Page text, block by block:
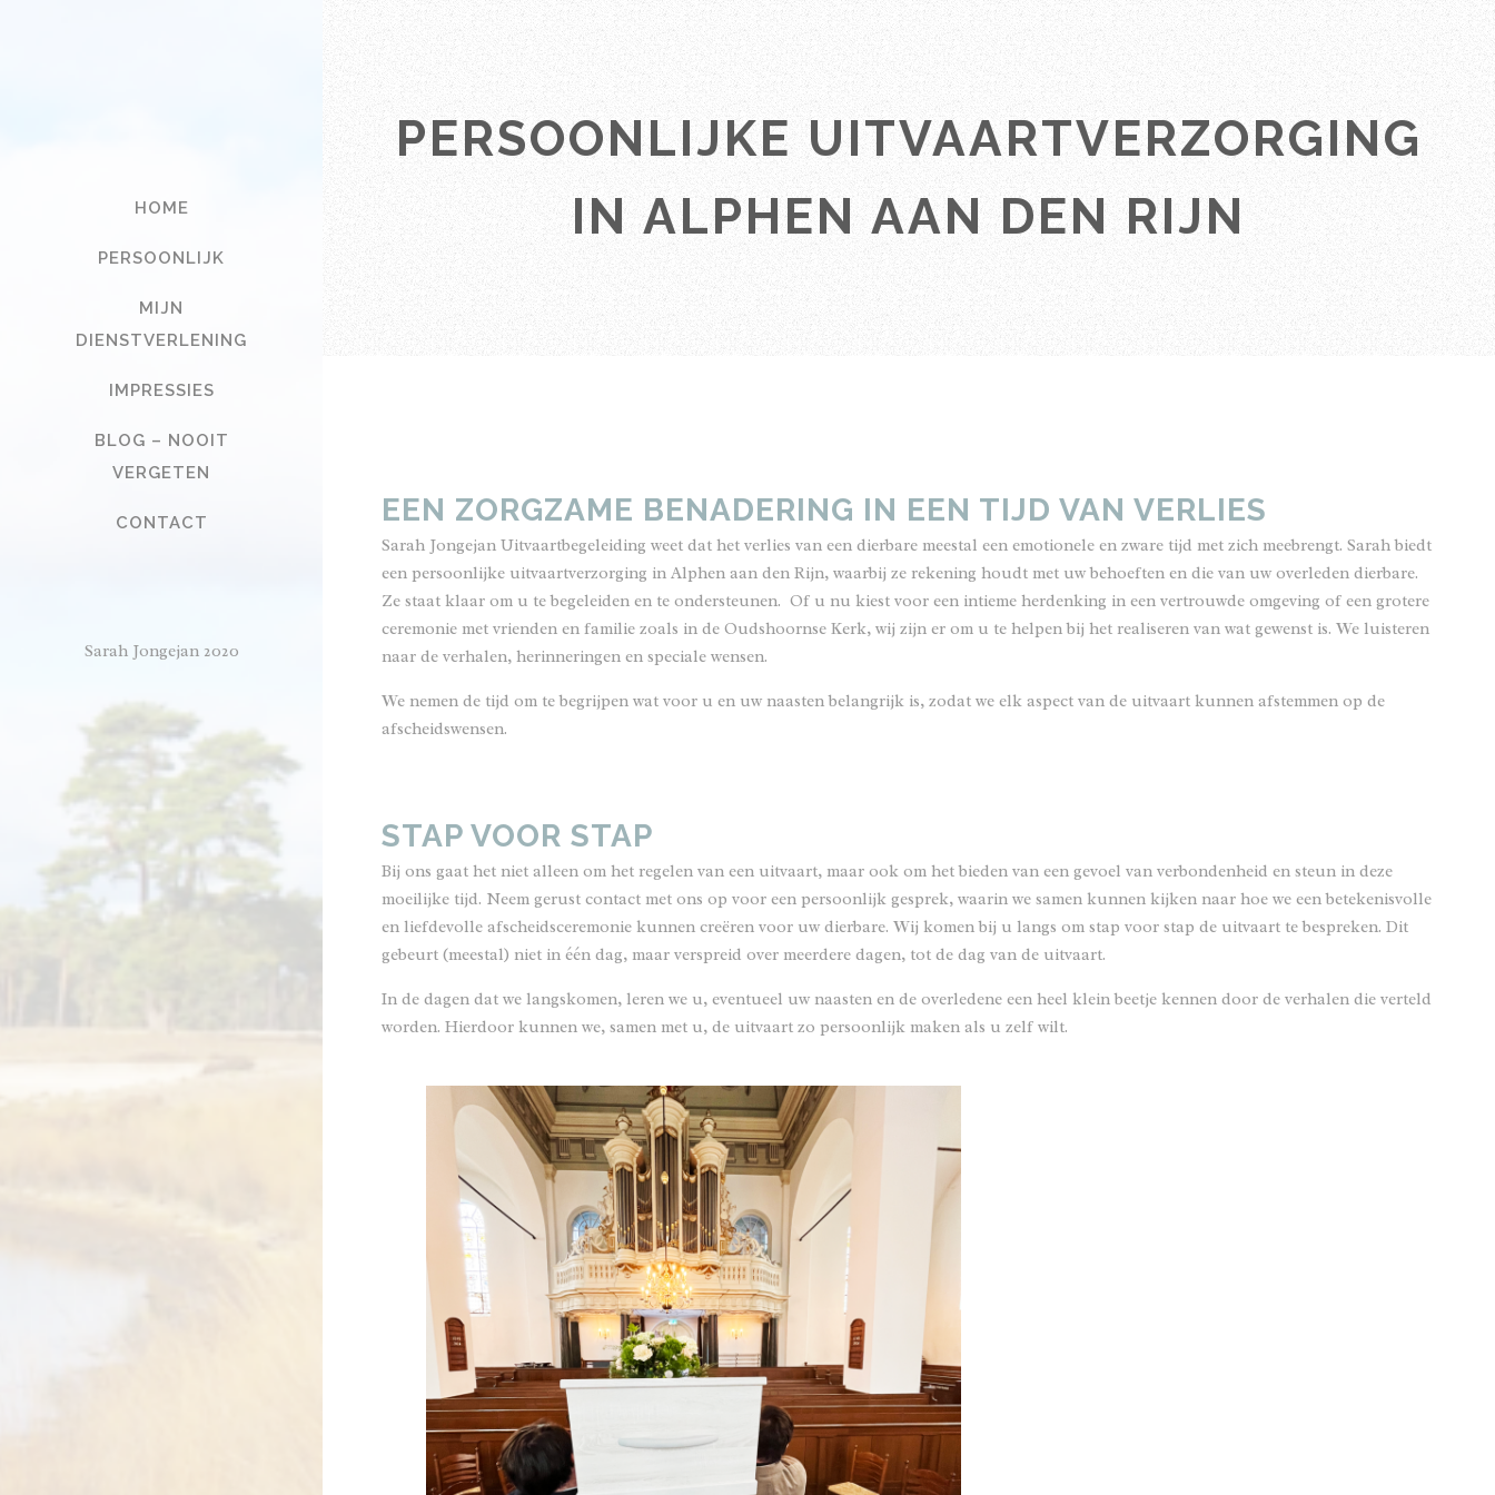
HOME
PERSOONLIJK
MIJN
DIENSTVERLENING
IMPRESSIES
BLOG – NOOIT
VERGETEN
CONTACT
Sarah Jongejan 2020
PERSOONLIJKE UITVAARTVERZORGING
IN ALPHEN AAN DEN RIJN
EEN ZORGZAME BENADERING IN EEN TIJD VAN VERLIES
Sarah Jongejan Uitvaartbegeleiding weet dat het verlies van een dierbare meestal een emotionele en zware tijd met zich meebrengt. Sarah biedt
een persoonlijke uitvaartverzorging in Alphen aan den Rijn, waarbij ze rekening houdt met uw behoeften en die van uw overleden dierbare.
Ze staat klaar om u te begeleiden en te ondersteunen. Of u nu kiest voor een intieme herdenking in een vertrouwde omgeving of een grotere
ceremonie met vrienden en familie zoals in de Oudshoornse Kerk, wij zijn er om u te helpen bij het realiseren van wat gewenst is. We luisteren
naar de verhalen, herinneringen en speciale wensen.
We nemen de tijd om te begrijpen wat voor u en uw naasten belangrijk is, zodat we elk aspect van de uitvaart kunnen afstemmen op de
afscheidswensen.
STAP VOOR STAP
Bij ons gaat het niet alleen om het regelen van een uitvaart, maar ook om het bieden van een gevoel van verbondenheid en steun in deze
moeilijke tijd. Neem gerust contact met ons op voor een persoonlijk gesprek, waarin we samen kunnen kijken naar hoe we een betekenisvolle
en liefdevolle afscheidsceremonie kunnen creëren voor uw dierbare. Wij komen bij u langs om stap voor stap de uitvaart te bespreken. Dit
gebeurt (meestal) niet in één dag, maar verspreid over meerdere dagen, tot de dag van de uitvaart.
In de dagen dat we langskomen, leren we u, eventueel uw naasten en de overledene een heel klein beetje kennen door de verhalen die verteld
worden. Hierdoor kunnen we, samen met u, de uitvaart zo persoonlijk maken als u zelf wilt.